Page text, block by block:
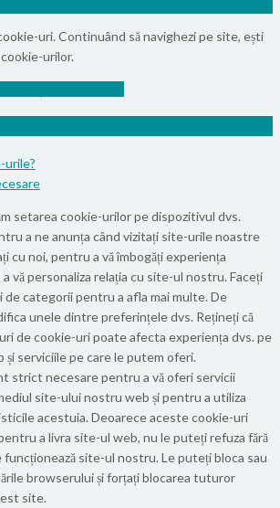
uri. Continuând să navighezi pe site, ești
urilor.
urile?
setarea cookie-urilor pe dispozitivul dvs.
a ne anunța când vizitați site-urile noastre
cu noi, pentru a vă îmbogăți experiența
vă personaliza relația cu site-ul nostru. Faceți
categorii pentru a afla mai multe. De
unele dintre preferințele dvs. Rețineți că
de cookie-uri poate afecta experiența dvs. pe
serviciile pe care le putem oferi.
strict necesare pentru a vă oferi servicii
site-ului nostru web și pentru a utiliza
acestuia. Deoarece aceste cookie-uri
a livra site-ul web, nu le puteți refuza fără
funcționează site-ul nostru. Le puteți bloca sau
browserului și forțați blocarea tuturor
site.